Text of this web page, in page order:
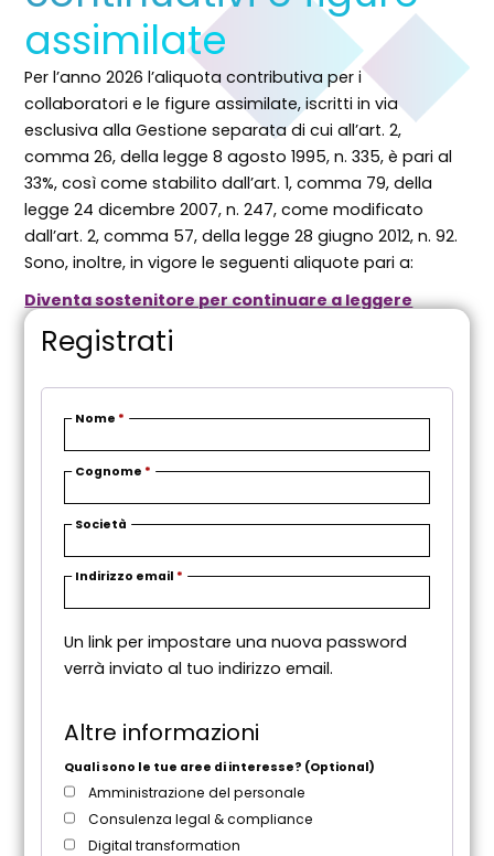
assimilate
Per l’anno 2026 l’aliquota contributiva per i
collaboratori e le figure assimilate, iscritti in via
esclusiva alla Gestione separata di cui all’art. 2,
comma 26, dellalegge 8 agosto 1995, n. 335, è pari al
33%, così come stabilito dall’art. 1, comma 79, della
legge 24 dicembre 2007, n. 247, come modificato
dall’art. 2, comma 57, dellalegge 28 giugno 2012, n. 92.
Sono, inoltre, in vigore le seguenti aliquote pari a:
Diventa sostenitore per continuare a leggere
Registrati
Nome *
Cognome *
Società
Indirizzo email * R
h
t
Un link per impostare una nuova password
verrà inviato al tuo indirizzo email.
Altre informazioni
Quali sono le tue aree di interesse? (Optional)
Amministrazione del personale
Consulenza legal & compliance
Digital transformation